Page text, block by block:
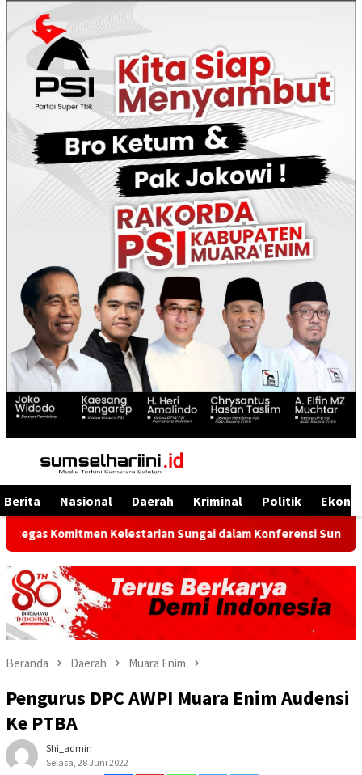
Menu
Mobile
Berita Nasional Daerah Kriminal Politik
Kelestarian Sungai dalam Konferensi Sungai Indonesia
Beranda Daerah Muara Enim
Pengurus DPC AWPI Muara Enim Audensi
Ke PTBA
Shi_admin
Selasa, 28 Juni 2022